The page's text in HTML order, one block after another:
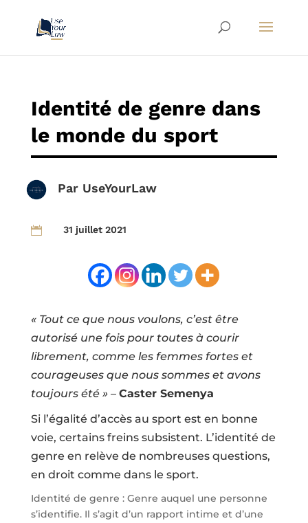
Identité de genre dans
le monde du sport
Par UseYourLaw
 31 juillet 2021
« Tout ce que nous voulons, c’est être
autorisé une fois pour toutes à courir
librement, comme les femmes fortes et
courageuses que nous sommes et avons
toujours été »– Caster Semenya
Si l’égalité d’accès au sport est en bonne
voie, certains freins subsistent. L’identité de
genre en relève de nombreuses questions,
en droit comme dans le sport.
Identité de genre : Genre auquel une personne
s’identifie. Il s’agit d’un rapport intime et d’une